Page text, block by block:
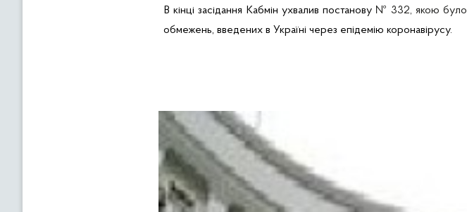
Вкінці засідання Кабмін ухвалив постанову № 332,якою було
обмежень,введених в Україні через епідемію коронавірусу.